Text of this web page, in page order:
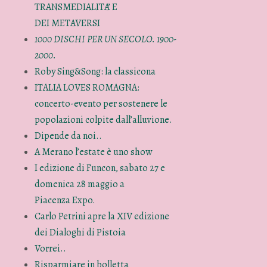
TRANSMEDIALITA’ E
DEI METAVERSI
1000 DISCHI PER UN SECOLO. 1900-
2000.
Roby Sing&Song: la classicona
ITALIA LOVES ROMAGNA:
concerto-evento per sostenere le
popolazioni colpite dall’alluvione.
Dipende da noi..
A Merano l’estate è uno show
I edizione di Funcon, sabato 27 e
domenica 28 maggio a
Piacenza Expo.
Carlo Petrini apre la XIV edizione
dei Dialoghi di Pistoia
Vorrei..
Risparmiare in bolletta